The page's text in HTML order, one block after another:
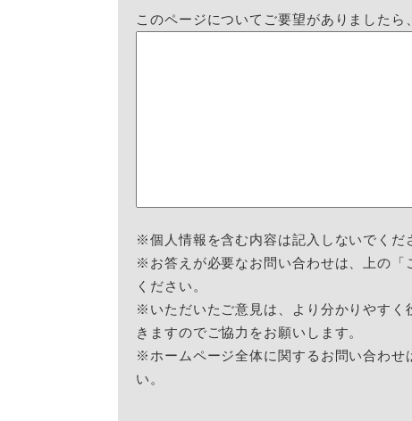
このページについてご要望がありましたら
※個人情報を含む内容は記入しないでくだ
※お答えが必要なお問い合わせは、上の「
ください。
※いただいたご意見は、より分かりやすく
きますのでご協力をお願いします。
※ホームページ全体に関するお問い合わせ
い。